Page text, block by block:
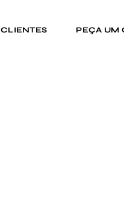
CLIENTES PEÇA UM